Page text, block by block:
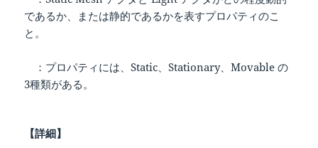
であるか、または静的であるかを表すプロパティのこ
と。
：プロパティには、Static、Stationary、Movable の
3種類がある。
【詳細】